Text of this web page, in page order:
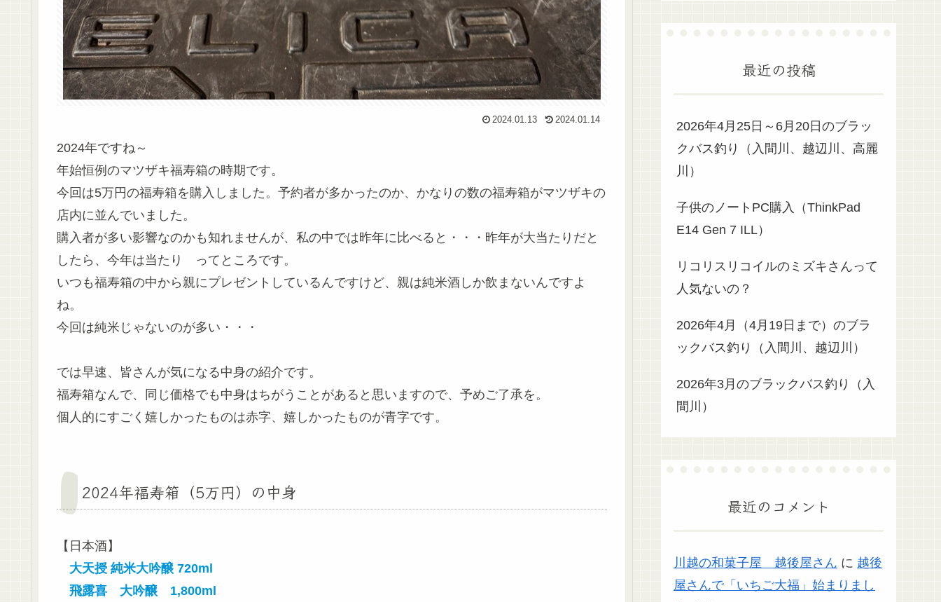
2024.01.13 2024.01.14
2024年ですね～
年始恒例のマツザキ福寿箱の時期です。
今回は5万円の福寿箱を購入しました。予約者が多かったのか、かなりの数の福寿箱がマツザキの
店内に並んでいました。
購入者が多い影響なのかも知れませんが、私の中では昨年に比べると・・・昨年が大当たりだと
したら、今年は当たり ってところです。
いつも福寿箱の中から親にプレゼントしているんですけど、親は純米酒しか飲まないんですよ
ね。
今回は純米じゃないのが多い・・・
では早速、皆さんが気になる中身の紹介です。
福寿箱なんで、同じ価格でも中身はちがうことがあると思いますので、予めご了承を。
個人的にすごく嬉しかったものは赤字、嬉しかったものが青字です。
2024年福寿箱（5万円）の中身
【日本酒】
大天授 純米大吟醸 720ml
飛露喜 大吟醸 1,800ml
最近の投稿
2026年4月25日～6月20日のブラッ
クバス釣り（入間川、越辺川、高麗
川）
子供のノートPC購入（ThinkPad
E14 Gen 7 ILL）
リコリスリコイルのミズキさんって
人気ないの？
2026年4月（4月19日まで）のブラ
ックバス釣り（入間川、越辺川）
2026年3月のブラックバス釣り（入
間川）
最近のコメント
川越の和菓子屋 越後屋さん に 越後
屋さんで「いちご大福」始まりまし